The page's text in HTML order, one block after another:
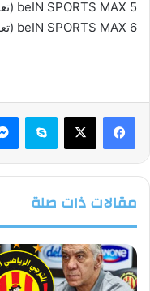
beIN SPORTS MAX 5 (تعليق إنجليزي)
beIN SPORTS MAX 6 (تعليق فرنسي)
فيسبوك سكايب
مقالات ذات صلة